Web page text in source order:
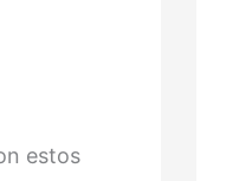
estos